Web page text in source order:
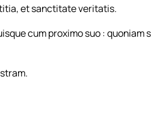
et sanctitate veritatis.
cum proximo suo : quoniam